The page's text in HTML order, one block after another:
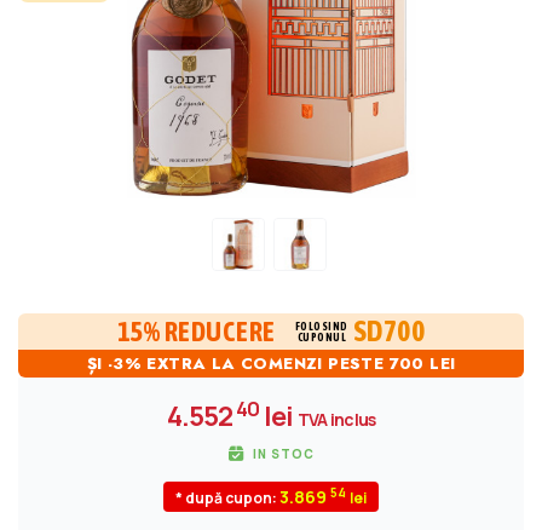
15% REDUCERE
FOLOSIND
CUPONUL
SD700
ȘI -3% EXTRA LA COMENZI PESTE 700 LEI
4.55240 lei TVA inclus
IN STOC
* după cupon:3.869 54